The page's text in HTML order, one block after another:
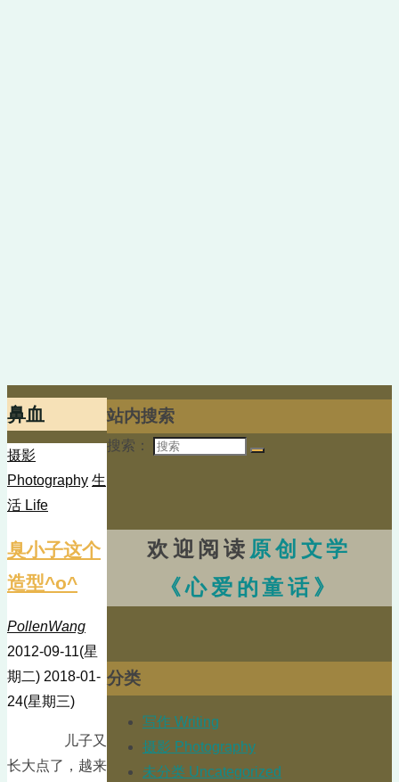
鼻血
摄影
Photography 生
活 Life
臭小子这个
造型^o^
PollenWang
2012-09-11(星
期二) 2018-01-
24(星期三)
儿子又
长大点了，越来
站内搜索
搜索：
欢迎阅读 原创文学
《心爱的童话》
分类
写作 Writing
摄影 Photography
未分类 Uncategorized